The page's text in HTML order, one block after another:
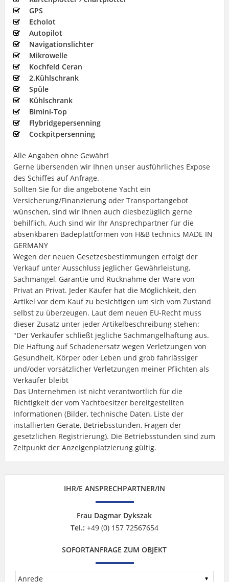
GPS
Echolot
Autopilot
Navigationslichter
Mikrowelle
Kochfeld Ceran
2.Kühlschrank
Spüle
Kühlschrank
Bimini-Top
Flybridgepersenning
Cockpitpersenning
Alle Angaben ohne Gewähr!
Gerne übersenden wir Ihnen unser ausführliches Expose
des Schiffes auf Anfrage.
Sollten Sie für die angebotene Yacht ein
Versicherung/Finanzierung oder Transportangebot
wünschen, sind wir Ihnen auch diesbezüglich gerne
behilflich. Auch sind wir Ihr Ansprechpartner für die
absenkbaren Badeplattformen von H&B technics MADE IN
GERMANY
Wegen der neuen Gesetzesbestimmungen erfolgt der
Verkauf unter Ausschluss jeglicher Gewährleistung,
Sachmängel, Garantie und Rücknahme der Ware von
Privat an Privat. Jeder Käufer hat die Möglichkeit, den
Artikel vor dem Kauf zu besichtigen um sich vom Zustand
selbst zu überzeugen. Laut dem neuen EU-Recht muss
dieser Zusatz unter jeder Artikelbeschreibung stehen:
"Der Verkäufer schließt jegliche Sachmangelhaftung aus.
Die Haftung auf Schadenersatz wegen Verletzungen von
Gesundheit, Körper oder Leben und grob fahrlässiger
und/oder vorsätzlicher Verletzungen meiner Pflichten als
Verkäufer bleibt
Das Unternehmen ist nicht verantwortlich für die
Richtigkeit der vom Yachtbesitzer bereitgestellten
Informationen (Bilder, technische Daten, Liste der
installierten Geräte, Betriebsstunden, Fragen der
gesetzlichen Registrierung). Die Betriebsstunden sind zum
Zeitpunkt der Anzeigenplatzierung gültig.
IHR/E ANSPRECHPARTNER/IN
Frau Dagmar Dykszak
Tel.: +49 (0) 157 72567654
SOFORTANFRAGE ZUM OBJEKT